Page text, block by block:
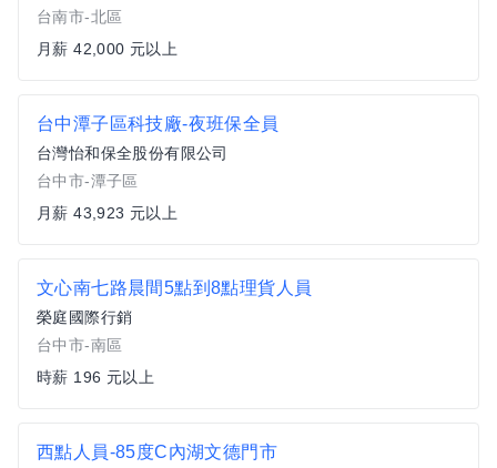
台南市-北區
月薪 42,000 元以上
台中潭子區科技廠-夜班保全員
台灣怡和保全股份有限公司
台中市-潭子區
月薪 43,923 元以上
文心南七路晨間5點到8點理貨人員
榮庭國際行銷
台中市-南區
時薪 196 元以上
西點人員-85度C內湖文德門市